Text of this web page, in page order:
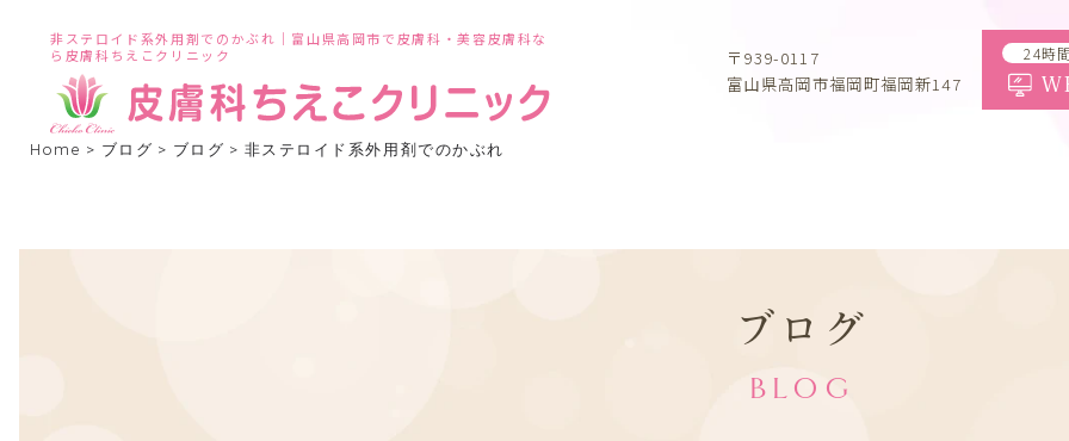
非ステロイド系外用剤でのかぶれ｜富山県高岡市で皮膚科・美容皮膚科な
ら皮膚科ちえこクリニック
〒939-0117
富山県高岡市福岡町福岡新147
24時
Home > ブログ > ブログ > 非ステロイド系外用剤でのかぶれ
ブログ
BLOG